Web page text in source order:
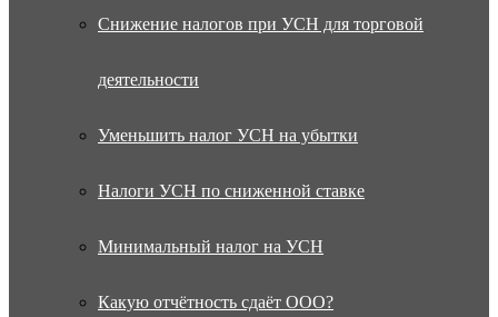
Снижение налогов при УСН для торговой
деятельности
Уменьшить налог УСН на убытки
Налоги УСН по сниженной ставке
Минимальный налог на УСН
Какую отчётность сдаёт ООО?